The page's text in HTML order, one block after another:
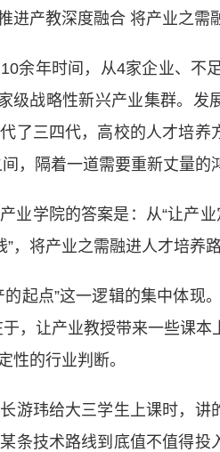
产教深度融合 将产业之需
年时间，从4家企业、不
级战略性新兴产业集群。发
了三四代，高校的人才培养
，隔着一道需要重新丈量的
学院的答案是：从“让产业
，将产业之需融进人才培养路
点”这一逻辑的集中体现
，让产业教授带来一些课
性的行业判断。
玮给大三学生上课时，讲
条技术路线到底值不值得投